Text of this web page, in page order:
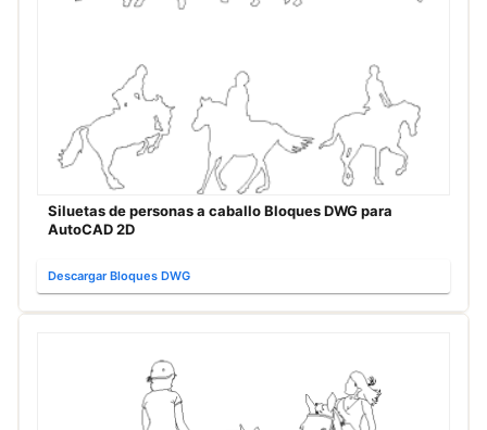
Siluetas de personas a caballo Bloques DWG para
AutoCAD 2D
Descargar Bloques DWG